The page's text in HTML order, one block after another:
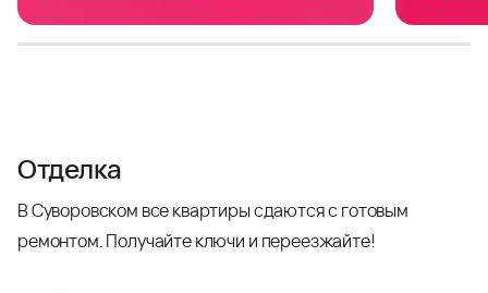
Отделка
В Суворовском все квартиры сдаются с готовым
ремонтом. Получайте ключи и переезжайте!